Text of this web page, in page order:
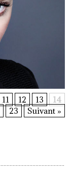
11 12 13
14
23 Suivant »